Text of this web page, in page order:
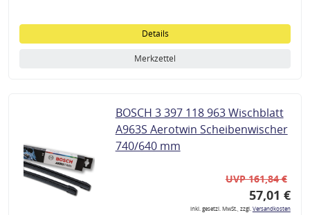
Details
Merkzettel
BOSCH 3 397 118 963 Wischblatt
A963S Aerotwin Scheibenwischer
740/640 mm
UVP 161,84 €
57,01 €
inkl. gesetzl. MwSt., zzgl.Versandkosten